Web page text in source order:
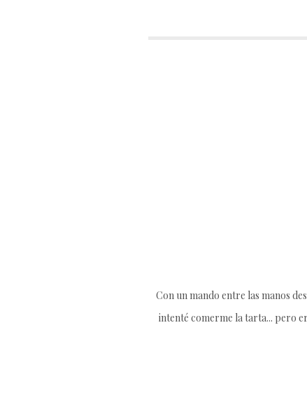
Con un mando entre las manos
intenté comerme la tarta... pero